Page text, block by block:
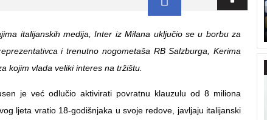
italijanskih medija, Inter iz Milana uključio se u borbu za
i trenutno nogometaša RB Salzburga, Kerima
kojim vlada veliki interes na tržištu.
je već odlučio aktivirati povratnu klauzulu od 8 miliona
ljeta vratio 18-godišnjaka u svoje redove, javljaju italijanski